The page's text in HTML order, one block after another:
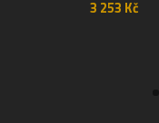
3 253 Kč